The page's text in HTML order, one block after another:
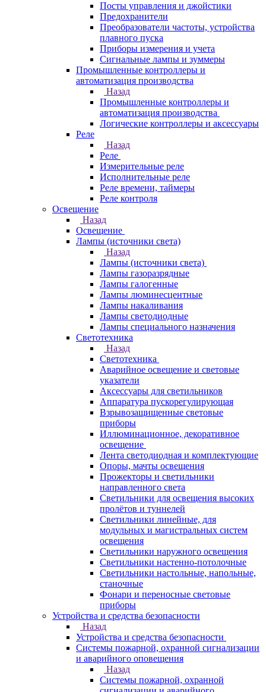
Посты управления и джойстики
Предохранители
Преобразователи частоты, устройства
плавного пуска
Приборы измерения и учета
Сигнальные лампы и зуммеры
Промышленные контроллеры и
автоматизация производства
Назад
Промышленные контроллеры и
автоматизация производства
Логические контроллеры и аксессуары
Реле
Назад
Реле
Измерительные реле
Исполнительные реле
Реле времени, таймеры
Реле контроля
Освещение
Назад
Освещение
Лампы (источники света)
Назад
Лампы (источники света)
Лампы газоразрядные
Лампы галогенные
Лампы люминесцентные
Лампы накаливания
Лампы светодиодные
Лампы специального назначения
Светотехника
Назад
Светотехника
Аварийное освещение и световые
указатели
Аксессуары для светильников
Аппаратура пускорегулирующая
Взрывозащищенные световые
приборы
Иллюминационное, декоративное
освещение
Лента светодиодная и комплектующие
Опоры, мачты освещения
Прожекторы и светильники
направленного света
Светильники для освещения высоких
пролётов и туннелей
Светильники линейные, для
модульных и магистральных систем
освещения
Светильники наружного освещения
Светильники настенно-потолочные
Светильники настольные, напольные,
станочные
Фонари и переносные световые
приборы
Устройства и средства безопасности
Назад
Устройства и средства безопасности
Системы пожарной, охранной сигнализации
и аварийного оповещения
Назад
Системы пожарной, охранной